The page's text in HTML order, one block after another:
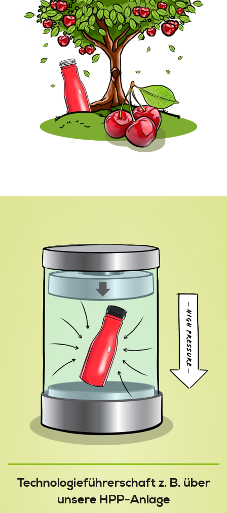
Technologieführerschaft z. B. über
unsere HPP-Anlage